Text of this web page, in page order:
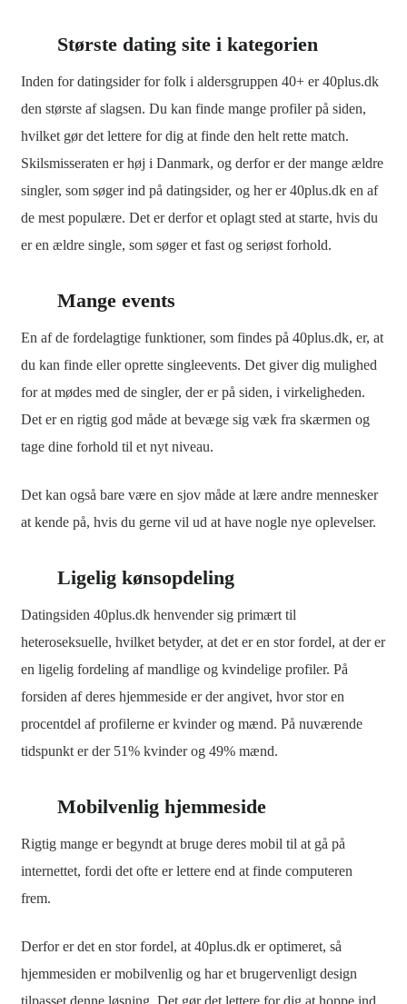
Største dating site i kategorien
Inden for datingsider for folk i aldersgruppen 40+ er 40plus.dk
den største af slagsen. Du kan finde mange profiler på siden,
hvilket gør det lettere for dig at finde den helt rette match.
Skilsmisseraten er høj i Danmark, og derfor er der mange ældre
singler, som søger ind på datingsider, og her er 40plus.dk en af
de mest populære. Det er derfor et oplagt sted at starte, hvis du
er en ældre single, som søger et fast og seriøst forhold.
Mange events
En af de fordelagtige funktioner, som findes på 40plus.dk, er, at
du kan finde eller oprette singleevents. Det giver dig mulighed
for at mødes med de singler, der er på siden, i virkeligheden.
Det er en rigtig god måde at bevæge sig væk fra skærmen og
tage dine forhold til et nyt niveau.
Det kan også bare være en sjov måde at lære andre mennesker
at kende på, hvis du gerne vil ud at have nogle nye oplevelser.
Ligelig kønsopdeling
Datingsiden 40plus.dk henvender sig primært til
heteroseksuelle, hvilket betyder, at det er en stor fordel, at der er
en ligelig fordeling af mandlige og kvindelige profiler. På
forsiden af deres hjemmeside er der angivet, hvor stor en
procentdel af profilerne er kvinder og mænd. På nuværende
tidspunkt er der 51% kvinder og 49% mænd.
Mobilvenlig hjemmeside
Rigtig mange er begyndt at bruge deres mobil til at gå på
internettet, fordi det ofte er lettere end at finde computeren
frem.
Derfor er det en stor fordel, at 40plus.dk er optimeret, så
hjemmesiden er mobilvenlig og har et brugervenligt design